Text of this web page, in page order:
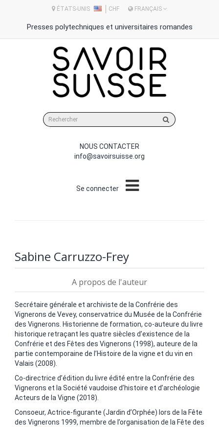
ÉTATS-UNIS CHF FRANÇAIS
Presses polytechniques et universitaires romandes
sur
site
NOUS CONTACTER
info@savoirsuisse.org
Se connecter
Sabine Carruzzo-Frey
A propos de l'auteur
Secrétaire générale et archiviste de la Confrérie des
Vignerons de Vevey, conservatrice du Musée de la Confrérie
des Vignerons. Historienne de formation, co-auteure du livre
historique retraçant les quatre siècles d’existence de la
Confrérie et des Fêtes des Vignerons (1998), auteure de la
partie contemporaine de l’Histoire de la vigne et du vin en
Valais (2008).
Co-directrice d’édition du livre édité entre la Confrérie des
Vignerons et la Société vaudoise d’histoire et d’archéologie
Acteurs de la Vigne (2018).
Consoeur, Actrice-figurante (Jardin d’Orphée) lors de la Fête
des Vignerons 1999, membre de l’organisation de la Fête des